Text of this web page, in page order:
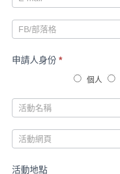
申請人身份 *
個人
活動地點